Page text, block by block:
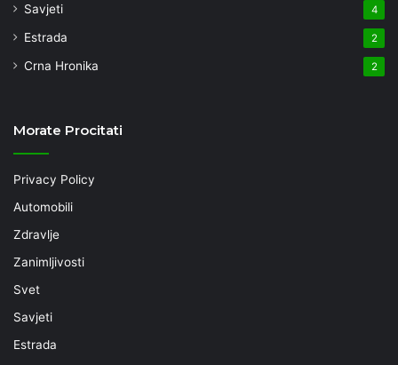
Savjeti 4
Estrada 2
Crna Hronika 2
Morate Procitati
Privacy Policy
Automobili
Zdravlje
Zanimljivosti
Svet
Savjeti
Estrada